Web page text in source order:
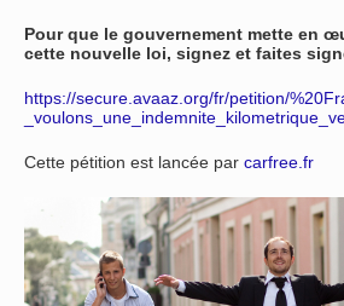
Pour que le gouvernement mette en
cette nouvelle loi, signez et faites
https://secure.avaaz.org/fr/petition/
Cette pétition est lancée par carfree.fr